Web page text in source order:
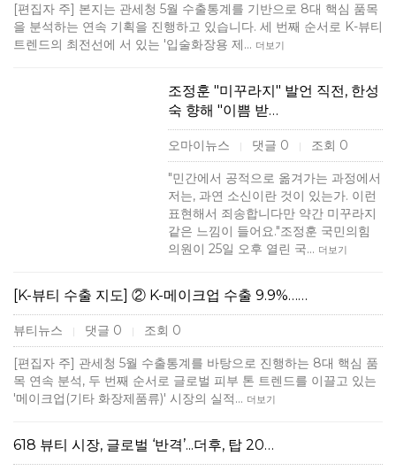
[편집자 주] 본지는 관세청 5월 수출통계를 기반으로 8대 핵심 품목
을 분석하는 연속 기획을 진행하고 있습니다. 세 번째 순서로 K-뷰티
트렌드의 최전선에 서 있는 '입술화장용 제… 더보기
조정훈 "미꾸라지" 발언 직전, 한성
숙 향해 "이쁨 받…
오마이뉴스 | 댓글 0 | 조회 0
"민간에서 공적으로 옮겨가는 과정에서
저는, 과연 소신이란 것이 있는가. 이런
표현해서 죄송합니다만 약간 미꾸라지
같은 느낌이 들어요."조정훈 국민의힘
의원이 25일 오후 열린 국… 더보기
[K-뷰티 수출 지도] ② K-메이크업 수출 9.9%……
뷰티뉴스 | 댓글 0 | 조회 0
[편집자 주] 관세청 5월 수출통계를 바탕으로 진행하는 8대 핵심 품
목 연속 분석, 두 번째 순서로 글로벌 피부 톤 트렌드를 이끌고 있는
'메이크업(기타 화장제품류)' 시장의 실적… 더보기
618 뷰티 시장, 글로벌 ‘반격’...더후, 탑 20…